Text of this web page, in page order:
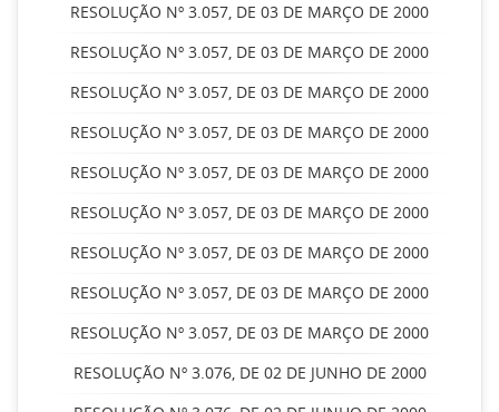
RESOLUÇÃO Nº 3.057, DE 03 DE MARÇO DE 2000
RESOLUÇÃO Nº 3.057, DE 03 DE MARÇO DE 2000
RESOLUÇÃO Nº 3.057, DE 03 DE MARÇO DE 2000
RESOLUÇÃO Nº 3.057, DE 03 DE MARÇO DE 2000
RESOLUÇÃO Nº 3.057, DE 03 DE MARÇO DE 2000
RESOLUÇÃO Nº 3.057, DE 03 DE MARÇO DE 2000
RESOLUÇÃO Nº 3.057, DE 03 DE MARÇO DE 2000
RESOLUÇÃO Nº 3.057, DE 03 DE MARÇO DE 2000
RESOLUÇÃO Nº 3.057, DE 03 DE MARÇO DE 2000
RESOLUÇÃO Nº 3.076, DE 02 DE JUNHO DE 2000